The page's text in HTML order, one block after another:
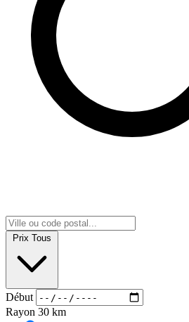
Prix Tous
Début
Rayon 30 km